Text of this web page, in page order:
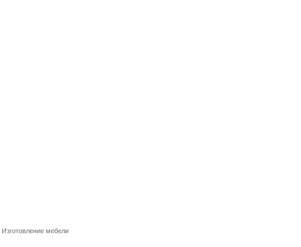
Изготовление мебели